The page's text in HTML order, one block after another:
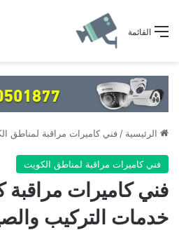
القائمة
الرئيسية / فني كاميرات مراقبة لمناطق
فني كاميرات مراقبة لمناطق الكويت
فني كاميرات
خدمات التركيب